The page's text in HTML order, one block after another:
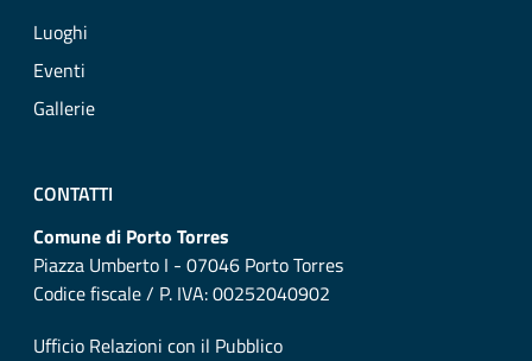
Luoghi
Eventi
Gallerie
CONTATTI
Comune di Porto Torres
Piazza Umberto I - 07046 Porto Torres
Codice fiscale / P. IVA: 00252040902
Ufficio Relazioni con il Pubblico